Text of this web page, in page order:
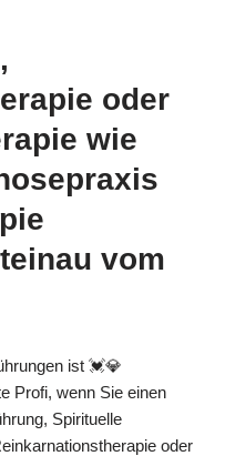
oder
wie
vom
ist 💓️💎
Profi, wenn Sie einen
Spirituelle
oder